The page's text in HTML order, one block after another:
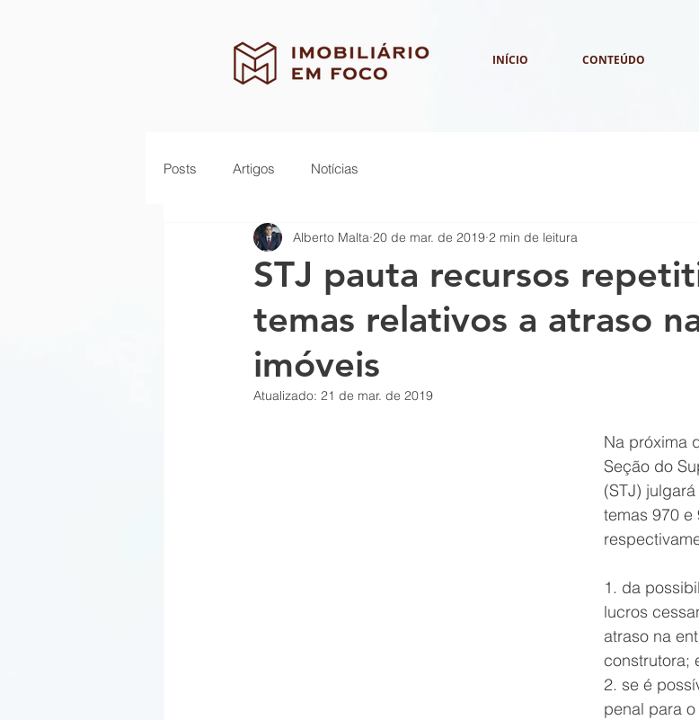
INÍCIO CONTEÚDO
Posts Artigos Notícias
STJ pauta recursos
temas relativos a atraso
imóveis
Alberto Malta 20 de mar. de 2019 2 min de leitura
Atualizado: 21 de mar. de 2019
Na próxima
Seção do
(STJ)
temas 970 e
1. da
lucros
atraso na
construtora;
2. se é
penal para